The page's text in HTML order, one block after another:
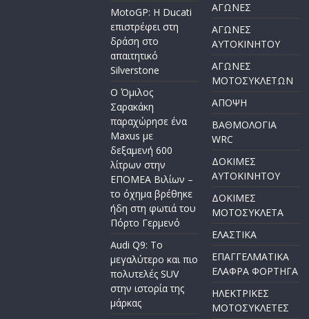
MotoGP: Η Ducati
επιστρέφει στη
δράση στο
απαιτητικό
Silverstone
Ο Όμιλος
Σαρακάκη
παραχώρησε ένα
Maxus με
δεξαμενή 600
λίτρων στην
ΕΠΟΜΕΑ Βιλίων –
το όχημα βρέθηκε
ήδη στη φωτιά του
Πόρτο Γερμενό
Audi Q9: Το
μεγαλύτερο και πιο
πολυτελές SUV
στην ιστορία της
μάρκας
ΑΓΩΝΕΣ
ΑΓΩΝΕΣ
AYTOKINHTOY
ΑΓΩΝΕΣ
ΜΟΤΟΣΥΚΛΕΤΩΝ
ΑΠΟΨΗ
ΒΑΘΜΟΛΟΓΙΑ
WRC
ΔΟΚΙΜΕΣ
ΑΥΤΟΚΙΝΗΤΟΥ
ΔΟΚΙΜΕΣ
ΜΟΤΟΣΥΚΛΕΤΑ
ΕΛΑΣΤΙΚΑ
ΕΠΑΓΓΕΛΜΑΤΙΚΑ
ΕΛΑΦΡΑ ΦΟΡΤΗΓΑ
ΗΛΕΚΤΡΙΚΕΣ
ΜΟΤΟΣΥΚΛΕΤΕΣ